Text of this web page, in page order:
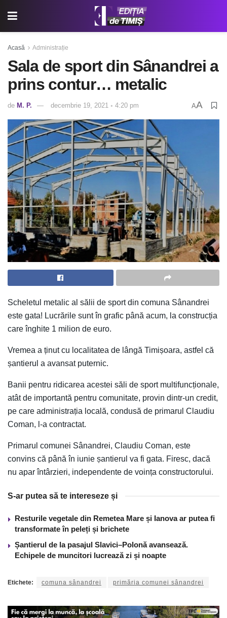
Acasă Administrație
Sala de sport din Sânandrei a
prins contur… metalic
de M. P. decembrie 19, 2021 ◦ 4:20 pm AA
Scheletul metalic al sălii de sport din comuna Sânandrei
este gata! Lucrările sunt în grafic până acum, la construcția
care înghite 1 milion de euro.
Vremea a ținut cu localitatea de lângă Timișoara, astfel că
șantierul a avansat puternic.
Banii pentru ridicarea acestei săli de sport multifuncționale,
atât de importantă pentru comunitate, provin dintr-un credit,
pe care administrația locală, condusă de primarul Claudiu
Coman, l-a contractat.
Primarul comunei Sânandrei, Claudiu Coman, este
convins că până în iunie șantierul va fi gata. Firesc, dacă
nu apar întârzieri, independente de voința constructorului.
S-ar putea să te intereseze și
Resturile vegetale din Remetea Mare și Ianova ar putea fi
transformate în peleți și brichete
Șantierul de la pasajul Slavici–Polonă avansează.
Echipele de muncitori lucrează zi și noapte
Etichete: comuna sânandrei primăria comunei sânandrei